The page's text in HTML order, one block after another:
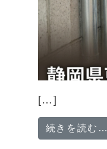
[…]
続きを読む…